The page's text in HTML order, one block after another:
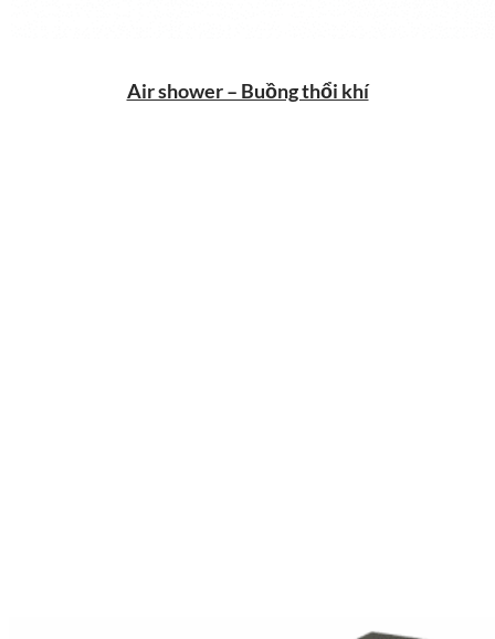
Air shower – Buồng thổi khí